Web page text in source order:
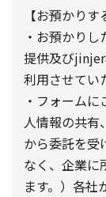
【お預かり
・お預かり
提供及び
利用させてい
・フォーム
人情報の共有
から委託を受
なく、企業に
ます。）各社